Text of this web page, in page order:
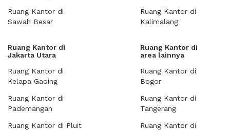
Ruang Kantor di
Sawah Besar
Ruang Kantor di
Kalimalang
Ruang Kantor di
Jakarta Utara
Ruang Kantor di
Kelapa Gading
Ruang Kantor di
Pademangan
Ruang Kantor di Pluit
Ruang Kantor di
area lainnya
Ruang Kantor di
Bogor
Ruang Kantor di
Tangerang
Ruang Kantor di